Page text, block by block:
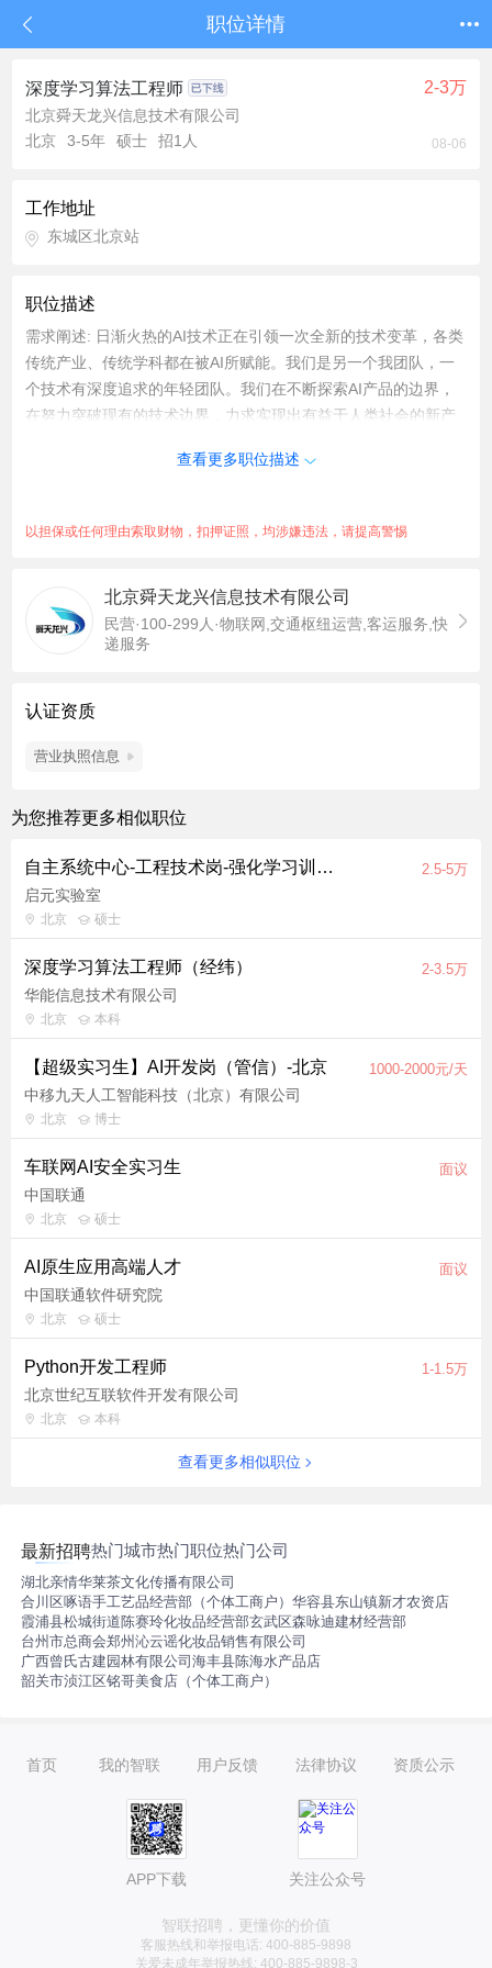
职位详情
深度学习算法工程师 2-3万
北京舜天龙兴信息技术有限公司
北京
3-5年 硕士 招1人 08-06
工作地址
东城区北京站
职位描述
需求阐述: 日渐火热的AI技术正在引领一次全新的技术变革，各类
传统产业、传统学科都在被AI所赋能。我们是另一个我团队，一
个技术有深度追求的年轻团队。我们在不断探索AI产品的边界，
在努力突破现有的技术边界，力求实现出有益于人类社会的新产
奇心的工程师加入我们的团队，与我们一起在AI浪潮中参与社会
想法 4，有一定的数学能力，熟悉各类算法内核，并能进行数学
分析，以对构想算法有宏观的实验预测 对于个人，我们希望你能:
1，强烈的好奇心与探索欲，对已知事物本身的内禀能不断的精进
容的心态，个人可追求成功但也能与团队合作以改进失败 3，对
与理解，可以在一些无人所及的道路中探得全貌 希望能与你一起
查看更多职位描述
以担保或任何理由索取财物，扣押证照，均涉嫌违法，请提高警惕
北京舜天龙兴信息技术有限公司
民营·100-299人·物联网,交通枢纽运营,客运服务,快
递服务
认证资质
营业执照信息
为您推荐更多相似职位
自主系统中心-工程技术岗-强化学习训练框架研发工程师(J10555) 2.5-5万
启元实验室
北京 硕士
深度学习算法工程师（经纬） 2-3.5万
华能信息技术有限公司
北京 本科
【超级实习生】AI开发岗（管信）-北京 1000-2000元/天
中移九天人工智能科技（北京）有限公司
北京 博士
车联网AI安全实习生 面议
中国联通
北京 硕士
AI原生应用高端人才 面议
中国联通软件研究院
北京 硕士
Python开发工程师 1-1.5万
北京世纪互联软件开发有限公司
北京 本科
查看更多相似职位
最新招聘热门城市热门职位热门公司
湖北亲情华莱茶文化传播有限公司
合川区啄语手工艺品经营部（个体工商户）华容县东山镇新才农资店
霞浦县松城街道陈赛玲化妆品经营部玄武区森咏迪建材经营部
台州市总商会郑州沁云谣化妆品销售有限公司
广西曾氏古建园林有限公司海丰县陈海水产品店
韶关市浈江区铭哥美食店（个体工商户）
首页 我的智联 用户反馈 法律协议 资质公示
APP下载 关注公众号
智联招聘，更懂你的价值
客服热线和举报电话: 400-885-9898
关爱未成年举报热线: 400-885-9898-3